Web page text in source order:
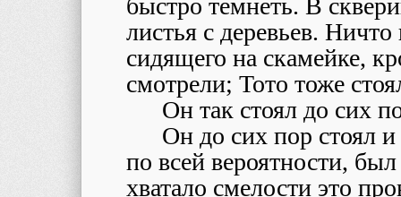
быстро темнеть. В
листья с деревьев.
сидящего на скамейке,
смотрели; Тото тоже
Он так стоял до сих
Он до сих пор стоял
по всей вероятности,
хватало смелости это